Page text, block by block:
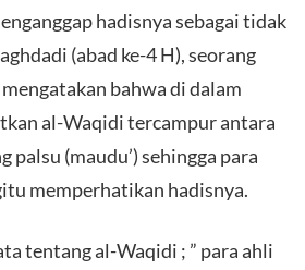
hadisnya sebagai tidak
(abad ke-4 H), seorang
bahwa di dalam
al-Waqidi tercampur antara
palsu (maudu’) sehingga para
memperhatikan hadisnya.
tentang al-Waqidi ; ” para ahli